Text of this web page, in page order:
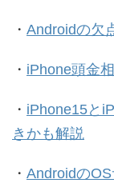
・ Androidの欠
・ iPhone頭金
・ iPhone15と
きかも解説
・ Androidの